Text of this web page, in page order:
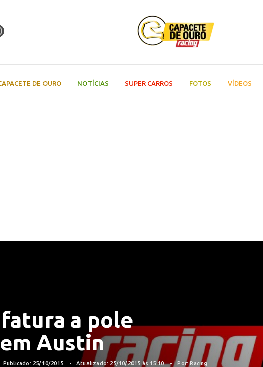
DE OURO NOTÍCIAS SUPER CARROS FOTOS VÍDEOS
a pole
Austin
Publicado: 25/10/2015 Atualizado: 25/10/2015 às 15:10 Por: Racing